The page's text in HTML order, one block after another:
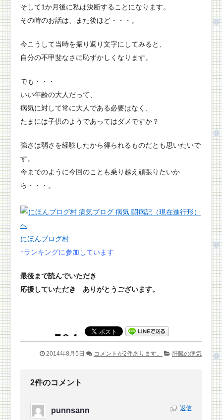
そして1か月後に私は決断することになります。
その時のお話は、また後ほど・・・。
今こうして当時を振り返り文字にしてみると、
自分の不甲斐なさに恥ずかしくなります。
でも・・・
いい年齢の大人だって、
病気に対して常に大人である必要はなく、
たまには子供のようであってはダメですか？
強さは弱さを経験したから得られるものだとも思いたいで
す。
今までのように今回のことも乗り越え頑張りたいか
ら・・・。
にほんブログ村
↑ランキングに参加しています
最後まで読んでいただき
応援していただき ありがとうございます。
2014年8月5日 コメントが2件あります。 肝臓の病気
2件のコメント
punnsann 返信